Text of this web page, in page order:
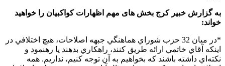
به گزارش خبیر کرج بخش های مهم اظهارات کواکبیان را خواهید
خواند:
*در ميان 32 حزب شوراي هماهنگي جبهه اصلاحات، هيچ اختلافي در
اينکه آقاي خاتمي ارائه طريق کنند، راهکاري بدهند يا رهنمود و
نکته‌اي داشته باشند که بخواهيم به آن توجه کنيم، نداريم. همه